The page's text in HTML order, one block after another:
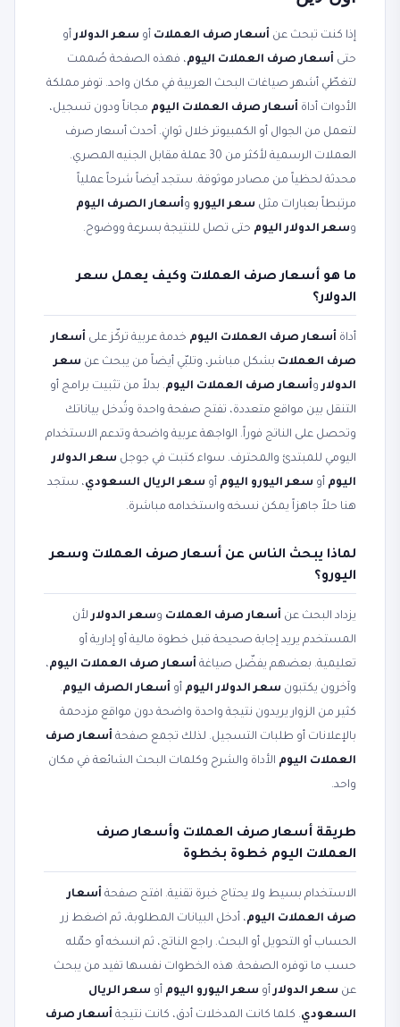
إذا كنت تبحث عن أسعار صرف العملات أو سعر الدولارأو
حتى أسعار صرف العملات اليوم، فهذه الصفحة صُممت
لتغطّي أشهر صياغات البحث العربية في مكان واحد. توفر مملكة
الأدوات أداة أسعار صرف العملات اليوم مجاناً ودون تسجيل،
لتعمل من الجوال أو الكمبيوتر خلال ثوانٍ. أحدث أسعار صرف
العملات الرسمية لأكثر من 30 عملة مقابل الجنيه المصري.
محدثة لحظياً من مصادر موثوقة. ستجد أيضاً شرحاً عملياً
مرتبطاً بعبارات مثل سعر اليورو وأسعار الصرف اليوم
وسعر الدولار اليوم حتى تصل للنتيجة بسرعة ووضوح.
ما هو أسعار صرف العملات وكيف يعمل سعر
الدولار؟
أداة أسعار صرف العملات اليوم خدمة عربية تركّز على أسعار
صرف العملات بشكل مباشر، وتلبّي أيضاً من يبحث عن سعر
الدولاروأسعار صرف العملات اليوم. بدلاً من تثبيت برامج أو
التنقل بين مواقع متعددة، تفتح صفحة واحدة وتُدخل بياناتك
وتحصل على الناتج فوراً. الواجهة عربية واضحة وتدعم الاستخدام
اليومي للمبتدئ والمحترف. سواء كتبت في جوجل سعر الدولار
اليوم أو سعر اليورو اليوم أو سعر الريال السعودي، ستجد
هنا حلاً جاهزاً يمكن نسخه واستخدامه مباشرة.
لماذا يبحث الناس عن أسعار صرف العملات وسعر
اليورو؟
يزداد البحث عن أسعار صرف العملات وسعر الدولارلأن
المستخدم يريد إجابة صحيحة قبل خطوة مالية أو إدارية أو
تعليمية. بعضهم يفضّل صياغة أسعار صرف العملات اليوم،
وآخرون يكتبون سعر الدولار اليوم أو أسعار الصرف اليوم.
كثير من الزوار يريدون نتيجة واحدة واضحة دون مواقع مزدحمة
بالإعلانات أو طلبات التسجيل. لذلك تجمع صفحة أسعار صرف
العملات اليوم الأداة والشرح وكلمات البحث الشائعة في مكان
واحد.
طريقة أسعار صرف العملات وأسعار صرف
العملات اليوم خطوة بخطوة
الاستخدام بسيط ولا يحتاج خبرة تقنية. افتح صفحة أسعار
صرف العملات اليوم، أدخل البيانات المطلوبة، ثم اضغط زر
الحساب أو التحويل أو البحث. راجع الناتج، ثم انسخه أو حمّله
حسب ما توفره الصفحة. هذه الخطوات نفسها تفيد من يبحث
عن سعر الدولارأو سعر اليورو اليوم أو سعر الريال
السعودي. كلما كانت المدخلات أدق، كانت نتيجة أسعار صرف